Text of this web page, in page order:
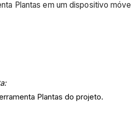
Plantas em um dispositivo
Plantas do projeto.